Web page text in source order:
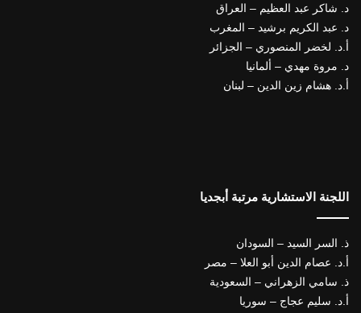
د. شاكر عبد العظيم – العراق
د. عبد الكريم برشيد – المغرب
أ.د. لخضر المنصوري – الجزائر
د. مروة مهدي – ألمانيا
أ.د. هشام زين الدين – لبنان
اللجنة الاستشارية مرتبة أبجديا
ذ. السر السيد – السودان
أ.د. عصام الدين أبو العلا – مصر
ذ. سامي الزهراني – السعودية
أ.د. سليم عجاج – سوريا